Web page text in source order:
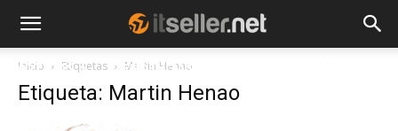
NOTICIAS TENDENCIAS
Inicio Etiquetas Martin Henao
Etiqueta: Martin Henao